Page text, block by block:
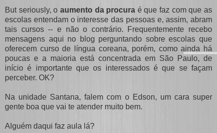
But seriously, o aumento da procura é que faz com que as
escolas entendam o interesse das pessoas e, assim, abram
tais cursos -- e não o contrário. Frequentemente recebo
mensagens aqui no blog perguntando sobre escolas que
oferecem curso de língua coreana, porém, como ainda há
poucas e a maioria está concentrada em São Paulo, de
início é importante que os interessados é que se façam
perceber. OK?
Na unidade Santana, falem com o Edson, um cara super
gente boa que vai te atender muito bem.
Alguém daqui faz aula lá?